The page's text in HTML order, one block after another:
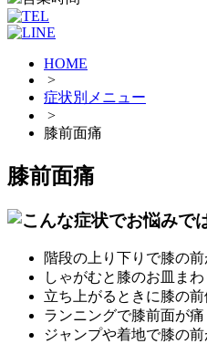
HOME
>
症状別メニュー
>
膝前面痛
膝前面痛
階段の上り下りで膝の
しゃがむと膝のお皿ま
立ち上がるときに膝の
ランニングで膝前面が痛
ジャンプや着地で膝の